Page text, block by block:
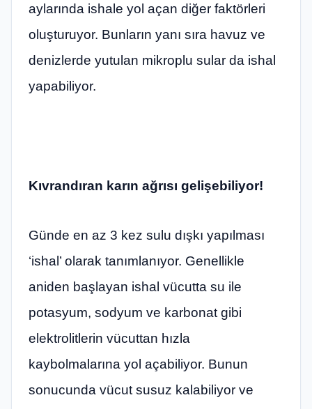
aylarında ishale yol açan diğer faktörleri
oluşturuyor. Bunların yanı sıra havuz ve
denizlerde yutulan mikroplu sular da ishal
yapabiliyor.
Kıvrandıran karın ağrısı gelişebiliyor!
Günde en az 3 kez sulu dışkı yapılması
‘ishal’ olarak tanımlanıyor. Genellikle
aniden başlayan ishal vücutta su ile
potasyum, sodyum ve karbonat gibi
elektrolitlerin vücuttan hızla
kaybolmalarına yol açabiliyor. Bunun
sonucunda vücut susuz kalabiliyor ve